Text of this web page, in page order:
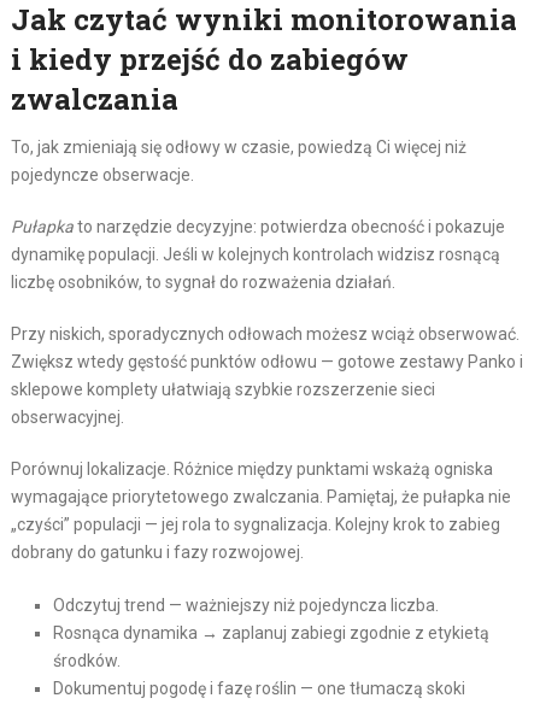
Jak czytać wyniki monitorowania
i kiedy przejść do zabiegów
zwalczania
To, jak zmieniają się odłowy w czasie, powiedzą Ci więcej niż
pojedyncze obserwacje.
Pułapkato narzędzie decyzyjne: potwierdza obecność i pokazuje
dynamikę populacji. Jeśli w kolejnych kontrolach widzisz rosnącą
liczbę osobników, to sygnał do rozważenia działań.
Przy niskich, sporadycznych odłowach możesz wciąż obserwować.
Zwiększ wtedy gęstość punktów odłowu — gotowe zestawy Panko i
sklepowe komplety ułatwiają szybkie rozszerzenie sieci
obserwacyjnej.
Porównuj lokalizacje. Różnice między punktami wskażą ogniska
wymagające priorytetowego zwalczania. Pamiętaj, że pułapka nie
„czyści” populacji — jej rola to sygnalizacja. Kolejny krok to zabieg
dobrany do gatunku i fazy rozwojowej.
Odczytuj trend — ważniejszy niż pojedyncza liczba.
Rosnąca dynamika → zaplanuj zabiegi zgodnie z etykietą
środków.
Dokumentuj pogodę i fazę roślin — one tłumaczą skoki